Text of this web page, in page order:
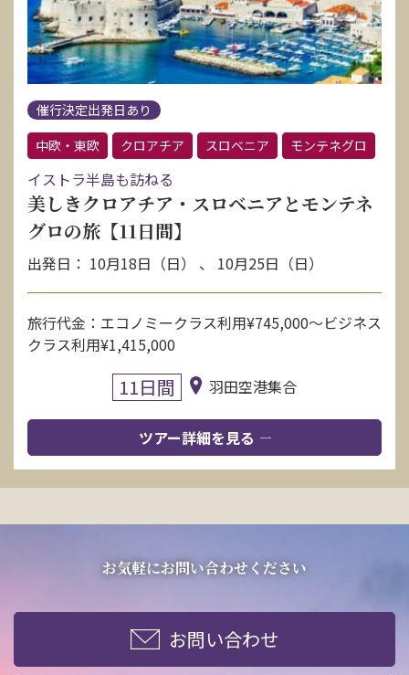
催行決定出発日あり
中欧・東欧
クロアチア スロベニア モンテネグロ
イストラ半島も訪ねる
美しきクロアチア・スロベニアとモンテネ
グロの旅【11日間】
出発日： 10月18日（日） 、 10月25日（日）
旅行代金：エコノミークラス利用¥745,000〜ビジネス
クラス利用¥1,415,000
11日間 羽田空港集合
ツアー詳細を見る
お気軽にお問い合わせください
お問い合わせ